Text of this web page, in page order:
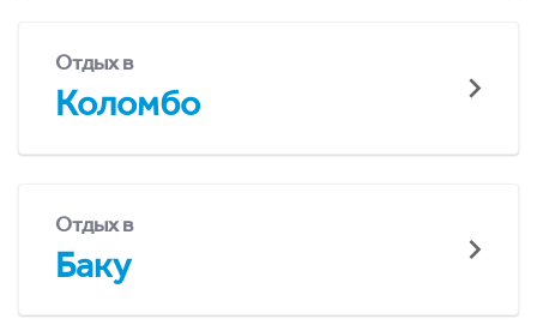
Отдых в
Коломбо
Отдых в
Баку